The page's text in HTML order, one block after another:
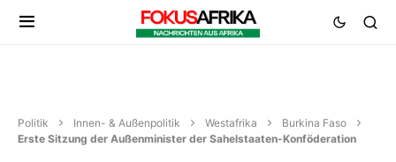
Politik Innen- & Außenpolitik Westafrika
Burkina Faso
Erste Sitzung der Außenminister der Sahelstaaten-Konföderation